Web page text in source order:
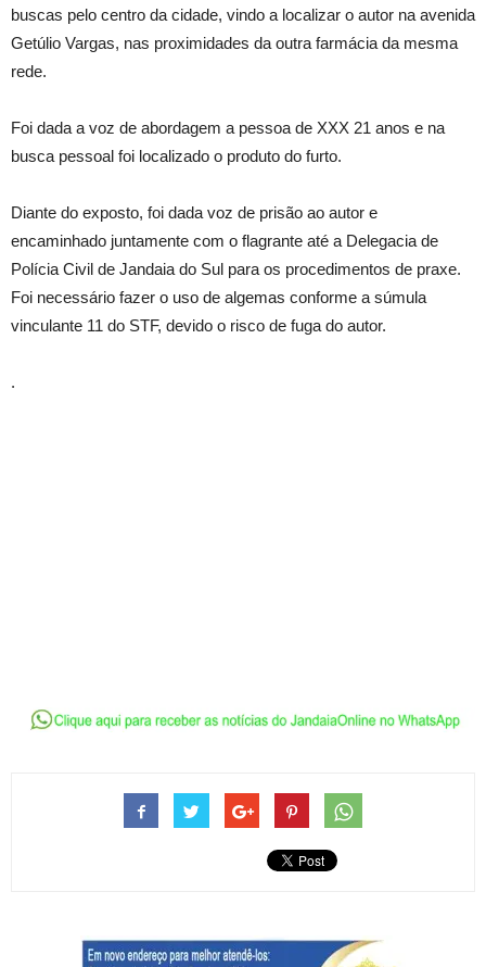
buscas pelo centro da cidade, vindo a localizar o autor na avenida
Getúlio Vargas, nas proximidades da outra farmácia da mesma
rede.
Foi dada a voz de abordagem a pessoa de XXX 21 anos e na
busca pessoal foi localizado o produto do furto.
Diante do exposto, foi dada voz de prisão ao autor e
encaminhado juntamente com o flagrante até a Delegacia de
Polícia Civil de Jandaia do Sul para os procedimentos de praxe.
Foi necessário fazer o uso de algemas conforme a súmula
vinculante 11 do STF, devido o risco de fuga do autor.
.